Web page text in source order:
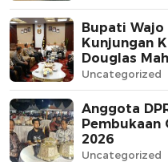
Bupati Wajo
Kunjungan
Douglas
Uncategorized
Anggota
Pembukaan
2026
Uncategorized